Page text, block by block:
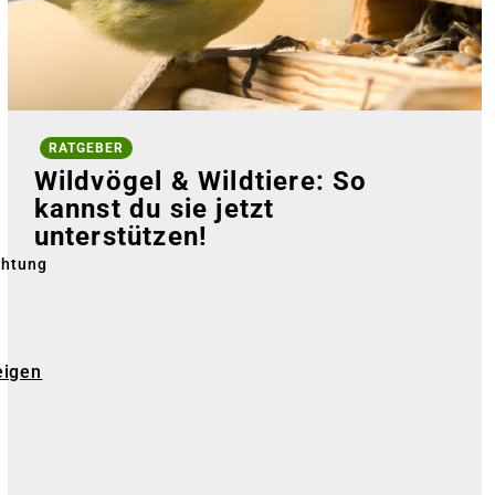
RATGEBER
Wildvögel & Wildtiere: So
kannst du sie jetzt
unterstützen!